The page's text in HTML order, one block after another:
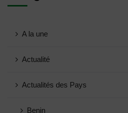
A la une
Actualité
Actualités des Pays
Benin